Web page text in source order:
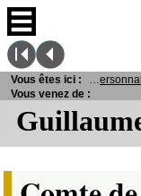
Vous êtes ici :
>Personnages
Vous venez de :